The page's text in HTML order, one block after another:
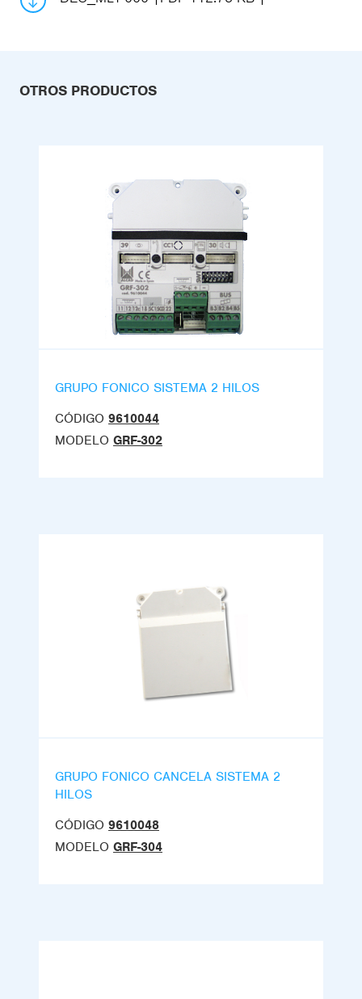
OTROS PRODUCTOS
GRUPO FONICO SISTEMA 2 HILOS
CÓDIGO 9610044
MODELO GRF-302
GRUPO FONICO CANCELA SISTEMA 2
HILOS
CÓDIGO 9610048
MODELO GRF-304